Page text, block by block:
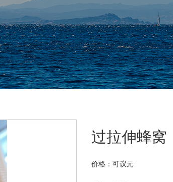
过拉伸蜂窝
价格： 可议元